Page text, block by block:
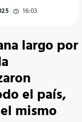
16:03
largo por
el país,
mismo